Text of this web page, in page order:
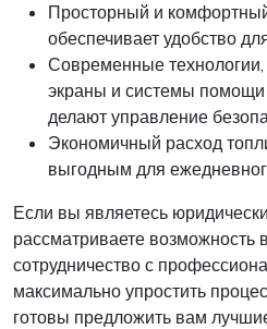
Просторный и
обеспечивает удобство
Современные технологии,
экраны и системы
делают управление
Экономичный расход
выгодным для
Если вы являетесь
рассматриваете возможность
сотрудничество с
максимально упростить
готовы предложить вам